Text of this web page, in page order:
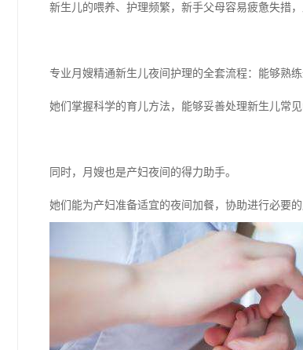
新生儿的喂养、护理频繁，新手父母容易疲惫失措
专业月嫂精通新生儿夜间护理的全套流程：能够熟
她们掌握科学的育儿方法，能够妥善处理新生儿常
同时，月嫂也是产妇夜间的得力助手。
她们能为产妇准备适宜的夜间加餐，协助进行必要